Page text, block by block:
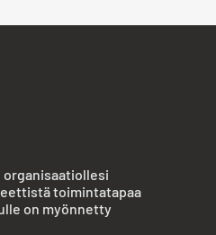
organisaatiollesi
toimintatapaa
on myönnetty